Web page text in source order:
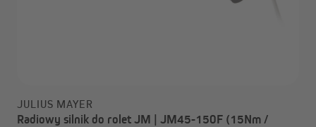
JULIUS MAYER
Radiowy silnik do rolet JM | JM45-150F (15Nm /